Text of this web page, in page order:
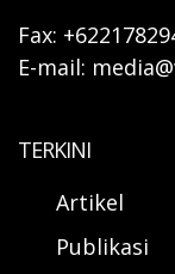
Fax:
E-mail:
TERKINI
Artikel
Publikasi